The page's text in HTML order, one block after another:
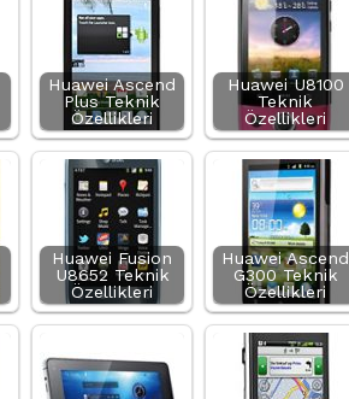
Huawei Ascend
Plus Teknik
Özellikleri
Huawei U8100
Teknik
Özellikleri
Huawei Fusion
U8652 Teknik
Özellikleri
Huawei Ascend
G300 Teknik
Özellikleri